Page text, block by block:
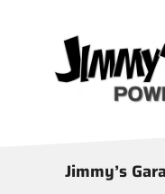
Jimmy’s